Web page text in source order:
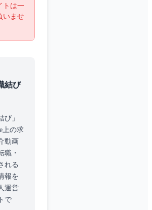
トは一
いませ
結び
び」
上の求
動画
職・
れる
報を
運営
で